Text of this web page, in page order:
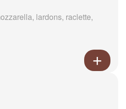
lardons, raclette,